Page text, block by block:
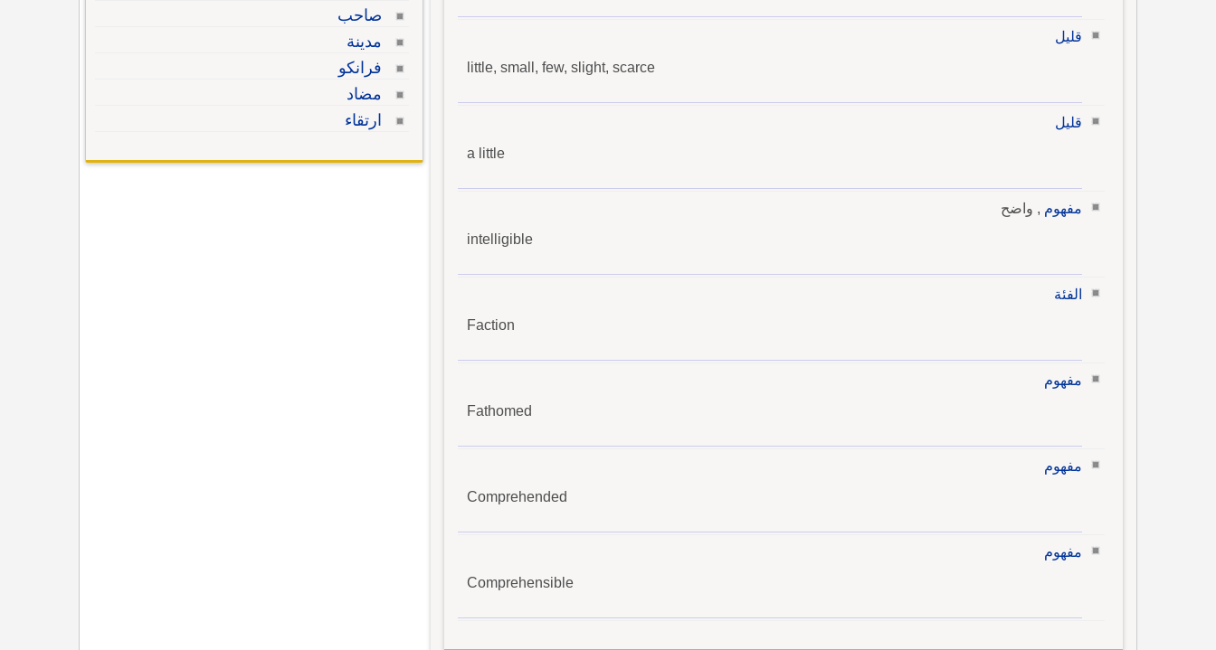
قليل
little, small, few, slight, scarce
قليل
a little
مفهوم , واضح
intelligible
الفئة
Faction
مفهوم
Fathomed
مفهوم
Comprehended
مفهوم
Comprehensible
صاحب
مدينة
فرانكو
مضاد
ارتقاء